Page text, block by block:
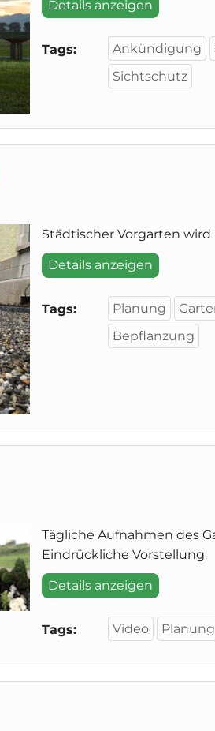
Details anzeigen
Tags: Ankündigung
Sichtschutz
Städtischer Vorgarten
Details anzeigen
Tags: Planung
Bepflanzung
Tägliche Aufnahmen des
Eindrückliche Vorstellung.
Details anzeigen
Tags: Video Planung